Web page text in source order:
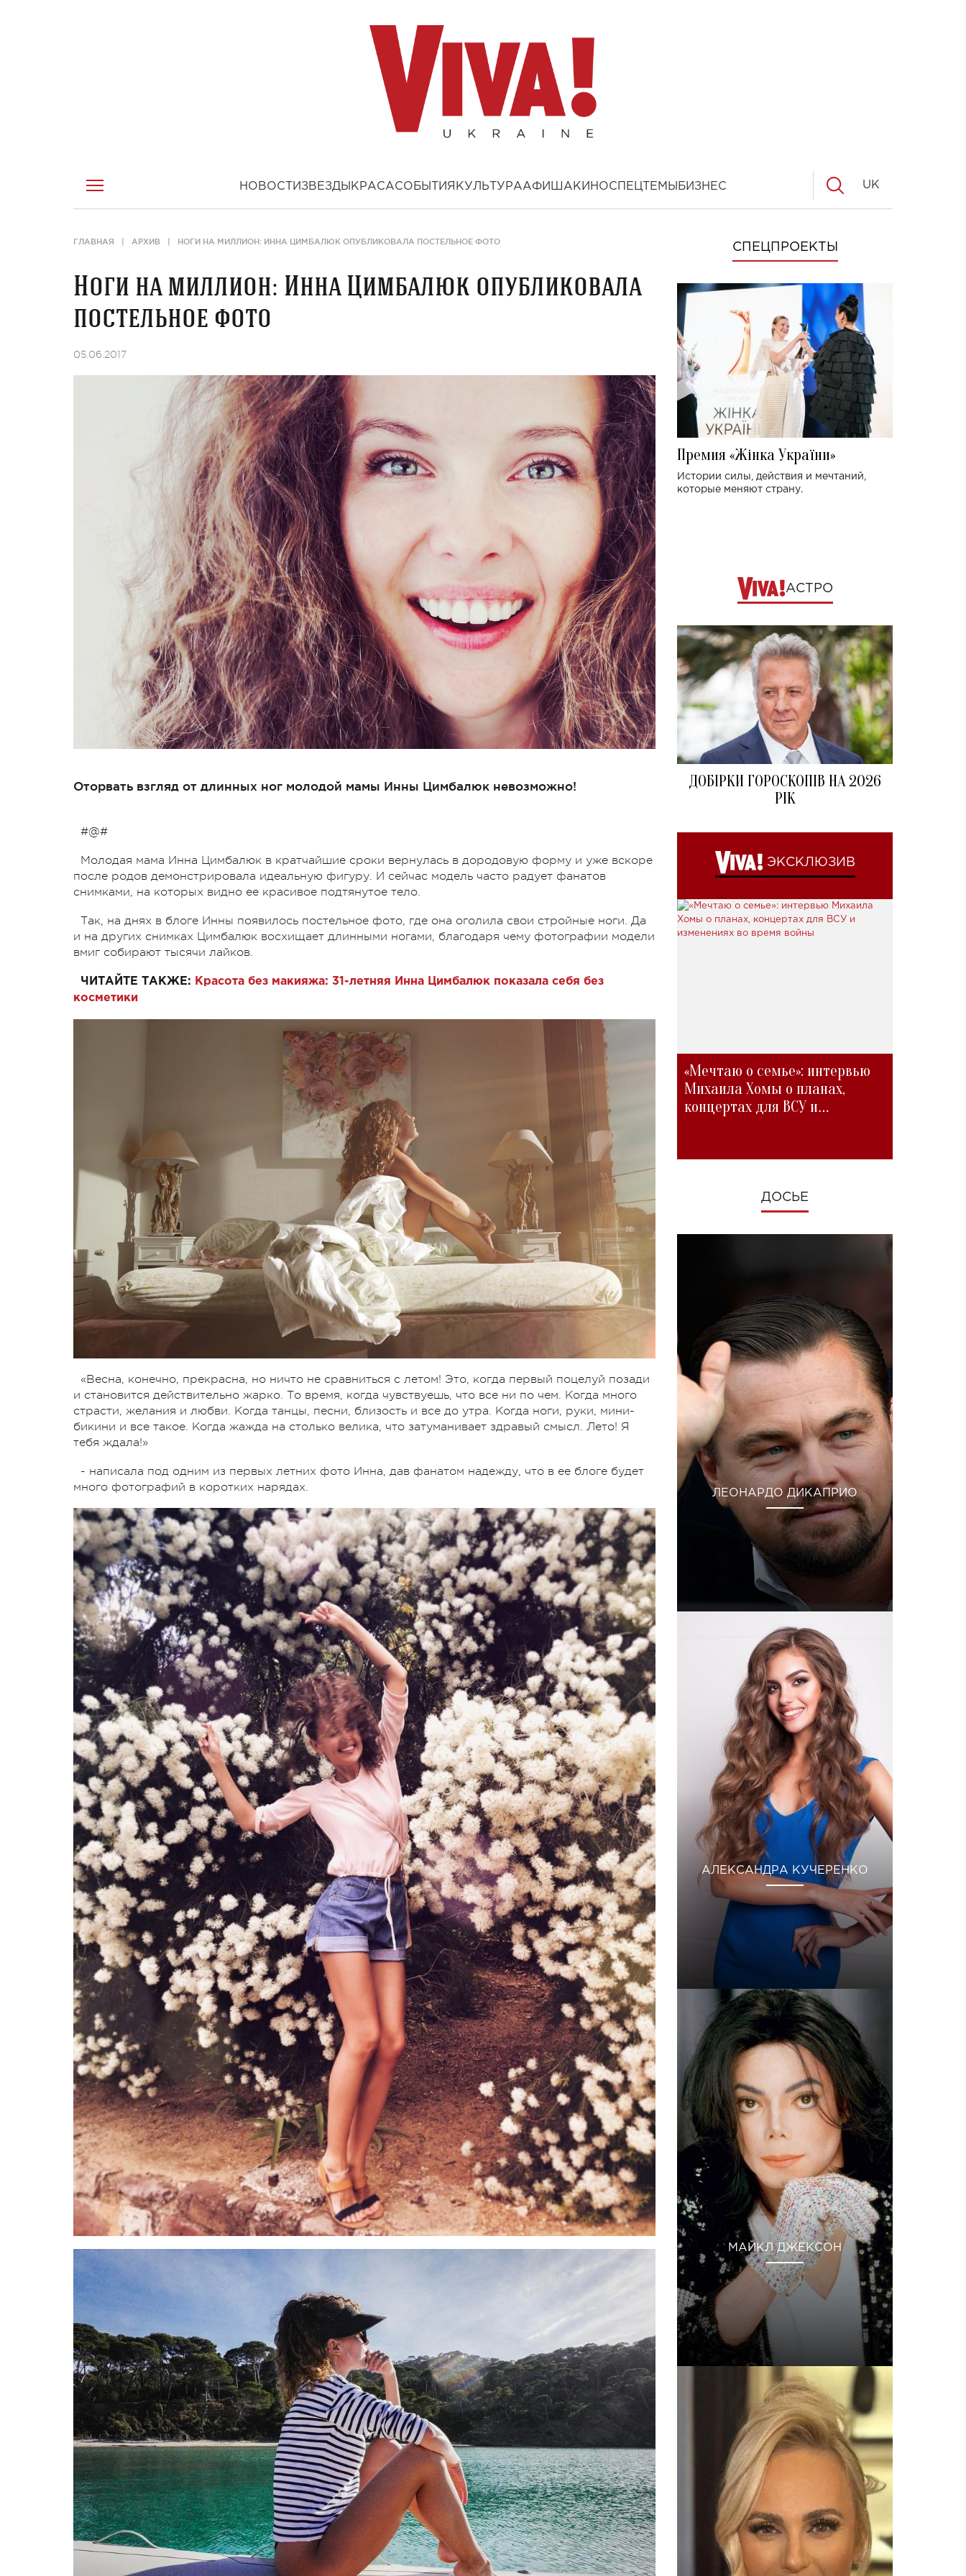
НОВОСТИ ЗВЕЗДЫ КРАСАСОБЫТИЯ КУЛЬТУРААФИША КИНОСПЕЦТЕМЫ БИЗНЕС UK
ГЛАВНАЯ АРХИВ НОГИ НА МИЛЛИОН: ИННА ЦИМБАЛЮК ОПУБЛИКОВАЛА ПОСТЕЛЬНОЕ ФОТО
Ноги на миллион: Инна Цимбалюк опубликовала
постельное фото
05.06.2017
Оторвать взгляд от длинных ног молодой мамы Инны Цимбалюк невозможно!
#@#
Молодая мама Инна Цимбалюк в кратчайшие сроки вернулась в дородовую форму и уже вскоре
после родов демонстрировала идеальную фигуру. И сейчас модель часто радует фанатов
снимками, на которых видно ее красивое подтянутое тело.
Так, на днях в блоге Инны появилось постельное фото, где она оголила свои стройные ноги. Да
и на других снимках Цимбалюк восхищает длинными ногами, благодаря чему фотографии модели
вмиг собирают тысячи лайков.
ЧИТАЙТЕ ТАКЖЕ: Красота без макияжа: 31-летняя Инна Цимбалюк показала себя без
косметики
«Весна, конечно, прекрасна, но ничто не сравниться с летом! Это, когда первый поцелуй позади
и становится действительно жарко. То время, когда чувствуешь, что все ни по чем. Когда много
страсти, желания и любви. Когда танцы, песни, близость и все до утра. Когда ноги, руки, мини-
бикини и все такое. Когда жажда на столько велика, что затуманивает здравый смысл. Лето! Я
тебя ждала!»
- написала под одним из первых летних фото Инна, дав фанатом надежду, что в ее блоге будет
много фотографий в коротких нарядах.
СПЕЦПРОЕКТЫ
Премия «Жінка України»
Истории силы, действия и мечтаний,
которые меняют страну.
АСТРО
ДОБІРКИ ГОРОСКОПІВ НА 2026
РІК
ЭКСКЛЮЗИВ
«Мечтаю о семье»: интервью
Михаила Хомы о планах,
концертах для ВСУ и
ДОСЬЕ
ЛЕОНАРДО ДИКАПРИО
АЛЕКСАНДРА КУЧЕРЕНКО
МАЙКЛ ДЖЕКСОН